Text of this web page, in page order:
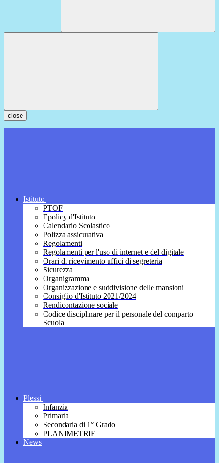
close
Istituto
PTOF
Epolicy d'Istituto
Calendario Scolastico
Polizza assicurativa
Regolamenti
Regolamenti per l'uso di internet e del digitale
Orari di ricevimento uffici di segreteria
Sicurezza
Organigramma
Organizzazione e suddivisione delle mansioni
Consiglio d'Istituto 2021/2024
Rendicontazione sociale
Codice disciplinare per il personale del comparto
Scuola
Plessi
Infanzia
Primaria
Secondaria di 1° Grado
PLANIMETRIE
News